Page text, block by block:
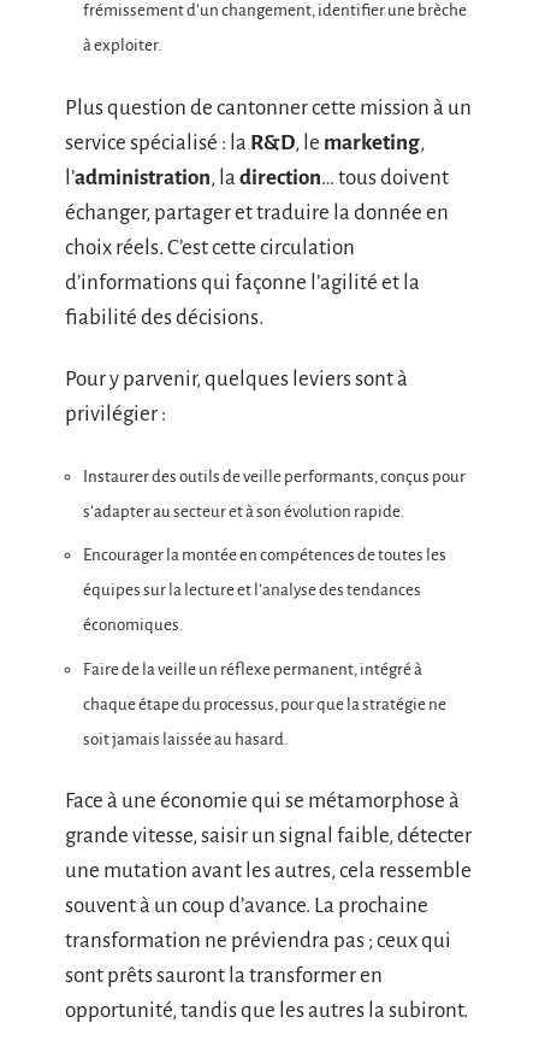
frémissement d’un changement, identifier une brèche
à exploiter.
Plus question de cantonner cette mission à un
service spécialisé : la R&D, le marketing,
l’administration, la direction… tous doivent
échanger, partager et traduire la donnée en
choix réels. C’est cette circulation
d’informations qui façonne l’agilité et la
fiabilité des décisions.
Pour y parvenir, quelques leviers sont à
privilégier :
Instaurer des outils de veille performants, conçus pour
s’adapter au secteur et à son évolution rapide.
Encourager la montée en compétences de toutes les
équipes sur la lecture et l’analyse des tendances
économiques.
Faire de la veille un réflexe permanent, intégré à
chaque étape du processus, pour que la stratégie ne
soit jamais laissée au hasard.
Face à une économie qui se métamorphose à
grande vitesse, saisir un signal faible, détecter
une mutation avant les autres, cela ressemble
souvent à un coup d’avance. La prochaine
transformation ne préviendra pas ; ceux qui
sont prêts sauront la transformer en
opportunité, tandis que les autres la subiront.